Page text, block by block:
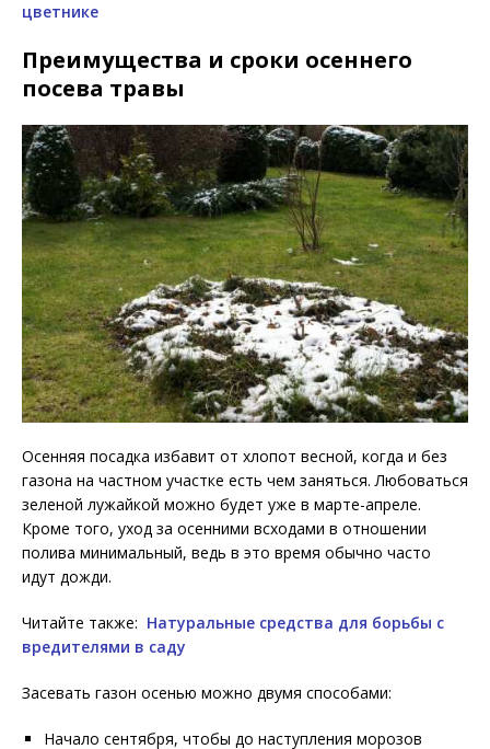
цветнике
Преимущества и сроки осеннего
посева травы
Осенняя посадка избавит от хлопот весной, когда и без
газона на частном участке есть чем заняться. Любоваться
зеленой лужайкой можно будет уже в марте-апреле.
Кроме того, уход за осенними всходами в отношении
полива минимальный, ведь в это время обычно часто
идут дожди.
Читайте также: Натуральные средства для борьбы с
вредителями в саду
Засевать газон осенью можно двумя способами:
Начало сентября, чтобы до наступления морозов